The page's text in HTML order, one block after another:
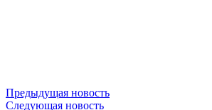
Предыдущая новость
Следующая новость